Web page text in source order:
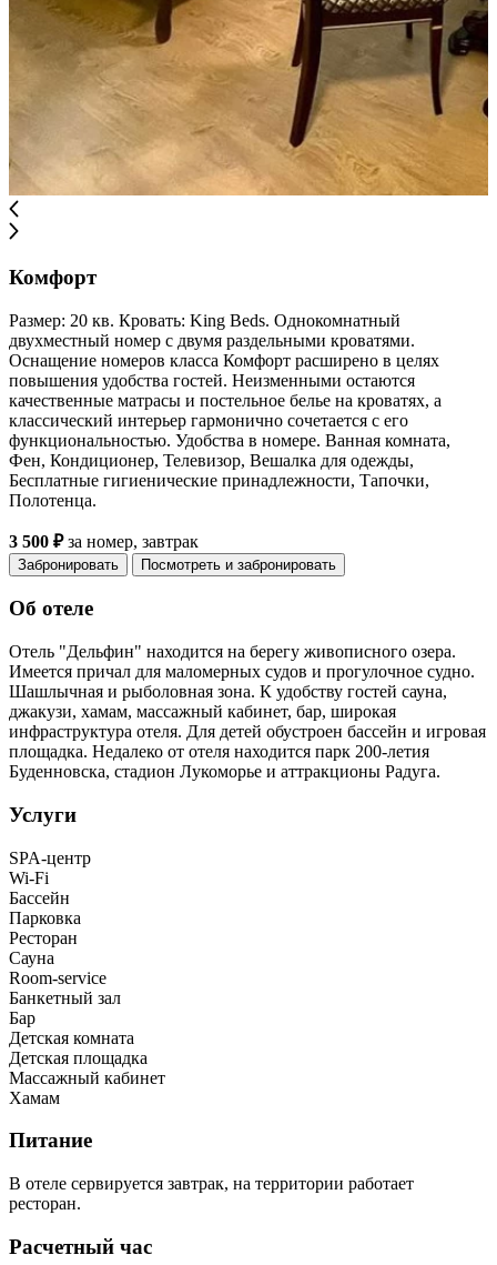
Комфорт
Размер: 20 кв. Кровать: King Beds. Однокомнатный
двухместный номер с двумя раздельными кроватями.
Оснащение номеров класса Комфорт расширено в целях
повышения удобства гостей. Неизменными остаются
качественные матрасы и постельное белье на кроватях, а
классический интерьер гармонично сочетается с его
функциональностью. Удобства в номере. Ванная комната,
Фен, Кондиционер, Телевизор, Вешалка для одежды,
Бесплатные гигиенические принадлежности, Тапочки,
Полотенца.
3 500 ₽за номер, завтрак
Забронировать Посмотреть и забронировать
Об отеле
Отель "Дельфин" находится на берегу живописного озера.
Имеется причал для маломерных судов и прогулочное судно.
Шашлычная и рыболовная зона. К удобству гостей сауна,
джакузи, хамам, массажный кабинет, бар, широкая
инфраструктура отеля. Для детей обустроен бассейн и игровая
площадка. Недалеко от отеля находится парк 200-летия
Буденновска, стадион Лукоморье и аттракционы Радуга.
Услуги
SPA-центр
Wi-Fi
Бассейн
Парковка
Ресторан
Сауна
Room-service
Банкетный зал
Бар
Детская комната
Детская площадка
Массажный кабинет
Хамам
Питание
В отеле сервируется завтрак, на территории работает
ресторан.
Расчетный час